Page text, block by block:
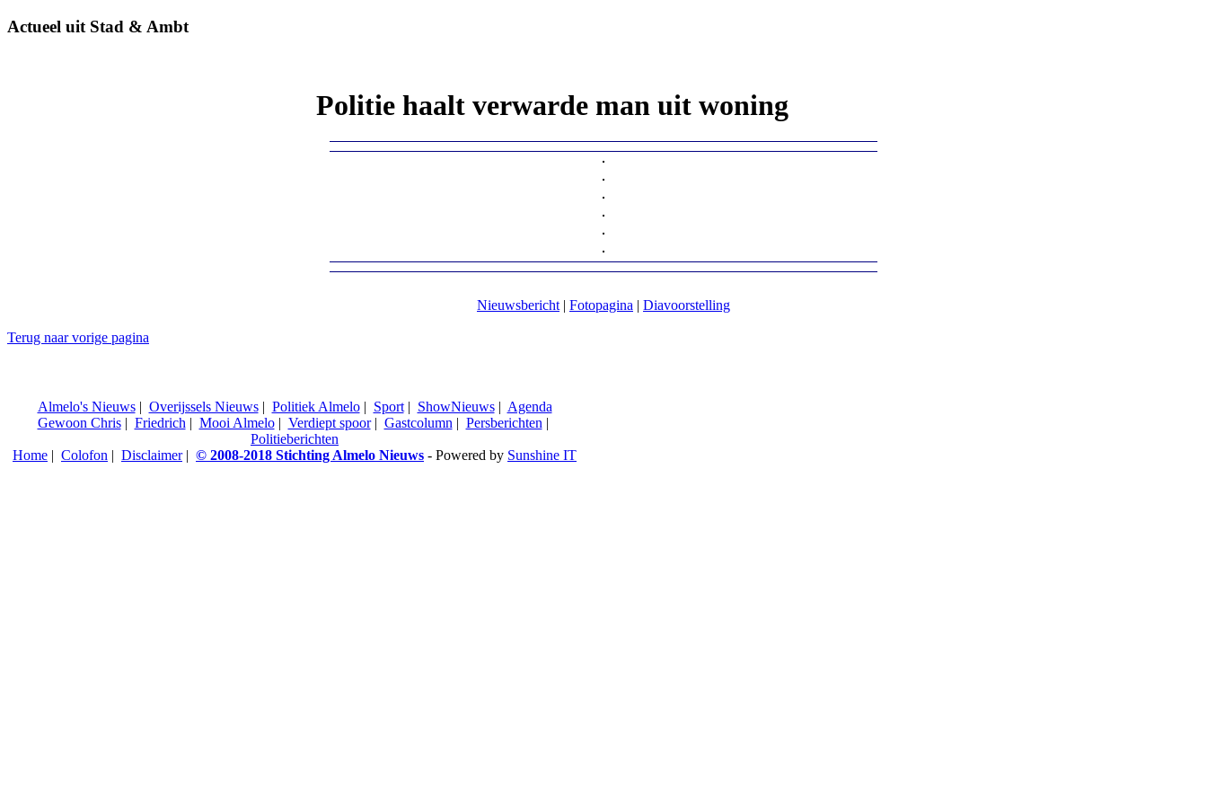
Actueel uit Stad & Ambt
Politie haalt verwarde man uit woning
Nieuwsbericht | Fotopagina | Diavoorstelling
Terug naar vorige pagina
Almelo's Nieuws| Overijssels Nieuws| Politiek Almelo| Sport| ShowNieuws| Agenda
Gewoon Chris| Friedrich | Mooi Almelo| Verdiept spoor| Gastcolumn | Persberichten |
Politieberichten
Home | Colofon | Disclaimer| © 2008-2018 Stichting Almelo Nieuws - Powered by Sunshine IT